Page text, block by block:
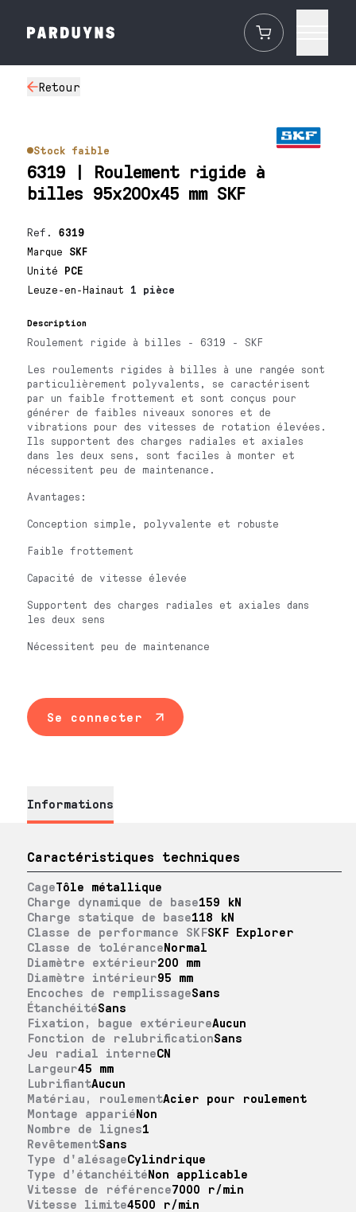
Retour
Stock faible
6319 | Roulement rigide à
billes 95x200x45 mm SKF
Ref.6319
Marque SKF
Unité PCE
Leuze-en-Hainaut 1 pièce
Description
Roulement rigide à billes - 6319 - SKF
Les roulements rigides à billes à une rangée sont
particulièrement polyvalents, se caractérisent
par un faible frottement et sont conçus pour
générer de faibles niveaux sonores et de
vibrations pour des vitesses de rotation élevées.
Ils supportent des charges radiales et axiales
dans les deux sens, sont faciles à monter et
nécessitent peu de maintenance.
Avantages:
Conception simple, polyvalente et robuste
Faible frottement
Capacité de vitesse élevée
Supportent des charges radiales et axiales dans
les deux sens
Nécessitent peu de maintenance
Se connecter
Informations
Caractéristiques techniques
CageTôle métallique
Charge dynamique de base159 kN
Charge statique de base118 kN
Classe de performance SKFSKF Explorer
Classe de toléranceNormal
Diamètre extérieur200 mm
Diamètre intérieur95 mm
Encoches de remplissageSans
ÉtanchéitéSans
Fixation, bague extérieureAucun
Fonction de relubrificationSans
Jeu radial interneCN
Largeur45 mm
LubrifiantAucun
Matériau, roulementAcier pour roulement
Montage appariéNon
Nombre de lignes1
RevêtementSans
Type d'alésageCylindrique
Type d’étanchéitéNon applicable
Vitesse de référence7000 r/min
Vitesse limite4500 r/min